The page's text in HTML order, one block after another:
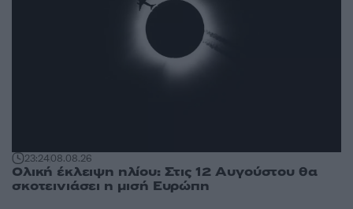
23:2408.08.26
Ολική έκλειψη ηλίου: Στις 12 Αυγούστου θα
σκοτεινιάσει η μισή Ευρώπη